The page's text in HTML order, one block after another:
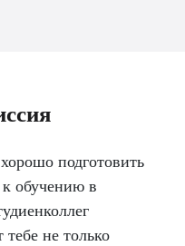
подготовить
обучению в
не только